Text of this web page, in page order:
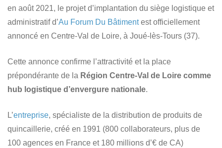
en août 2021, le projet d’implantation du siège logistique et
administratif d’Au Forum Du Bâtimentest officiellement
annoncé en Centre-Val de Loire, à Joué-lès-Tours (37).
Cette annonce confirme l’attractivité et la place
prépondérante de la Région Centre-Val de Loire comme
hub logistique d’envergure nationale.
L’entreprise, spécialiste de la distribution de produits de
quincaillerie, créé en 1991 (800 collaborateurs, plus de
100 agences en France et 180 millions d’€ de CA)